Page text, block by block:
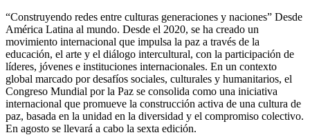
“Construyendo redes entre culturas generaciones y naciones” Desde
América Latina al mundo. Desde el 2020, se ha creado un
movimiento internacional que impulsa la paz a través de la
educación, el arte y el diálogo intercultural, con la participación de
líderes, jóvenes e instituciones internacionales. En un contexto
global marcado por desafíos sociales, culturales y humanitarios, el
Congreso Mundial por la Paz se consolida como una iniciativa
internacional que promueve la construcción activa de una cultura de
paz, basada en la unidad en la diversidad y el compromiso colectivo.
En agosto se llevará a cabo la sexta edición.